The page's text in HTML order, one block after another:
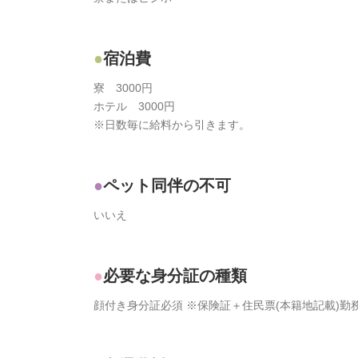
宿泊費
寮 3000円
ホテル 3000円
※日数毎に給料から引きます。
ペット同伴の不可
いいえ
必要な身分証の種類
顔付き身分証必須 ※保険証＋住民票(本籍地記載)勤